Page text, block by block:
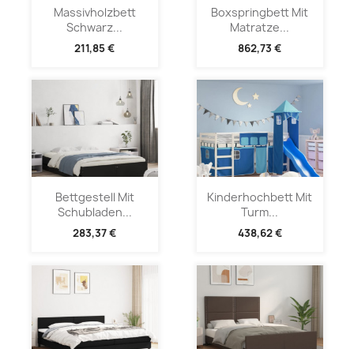
Massivholzbett
Schwarz...
211,85 €
Boxspringbett Mit
Matratze...
862,73 €
Bettgestell Mit
Schubladen...
283,37 €
Kinderhochbett Mit
Turm...
438,62 €